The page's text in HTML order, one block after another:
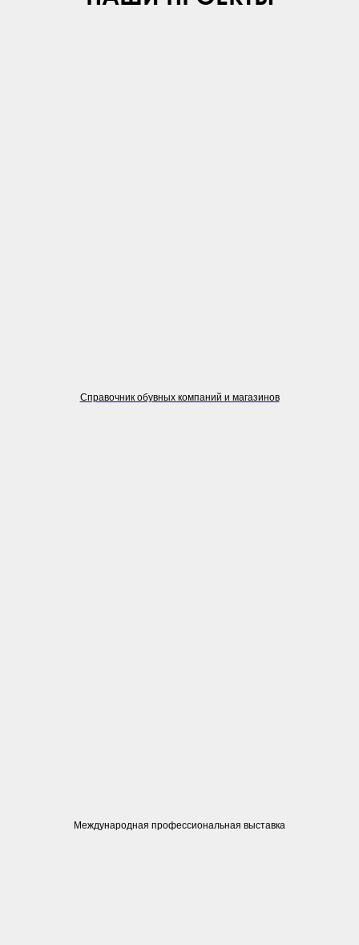
Справочник обувных компаний и магазинов
Международная профессиональная выставка